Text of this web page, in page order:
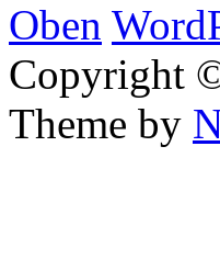
Oben
Copyright
Theme by